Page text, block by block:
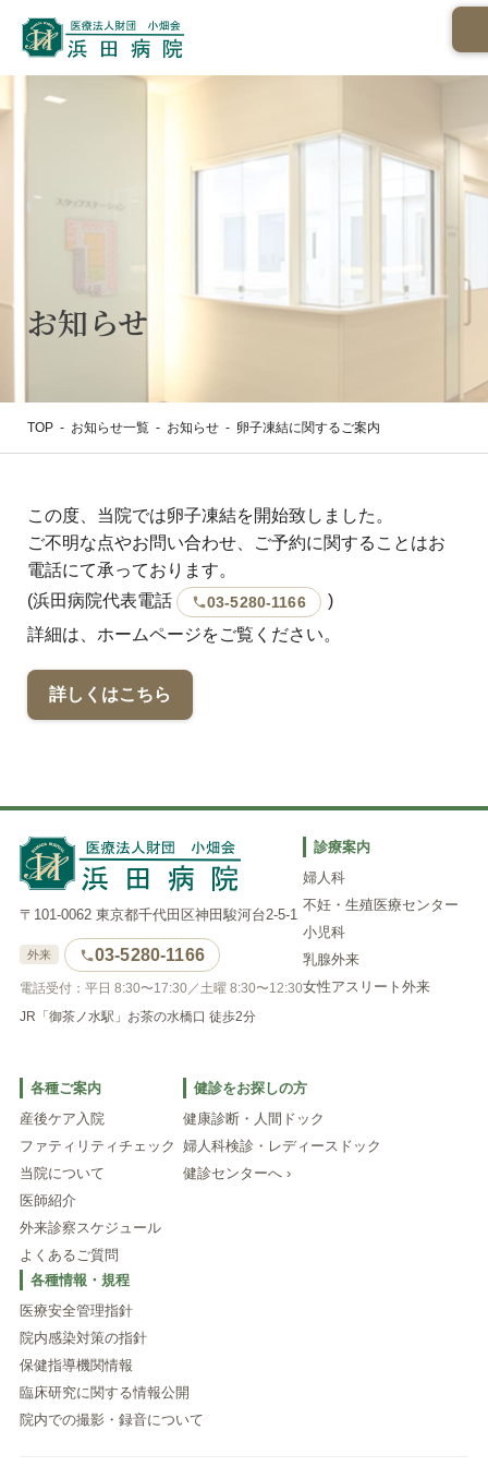
お知らせ
TOP - お知らせ一覧 - お知らせ - 卵子凍結に関するご案内
この度、当院では卵子凍結を開始致しました。
ご不明な点やお問い合わせ、ご予約に関することはお
電話にて承っております。
(浜田病院代表電話
03-5280-1166
)
詳細は、ホームページをご覧ください。
詳しくはこちら
〒101-0062 東京都千代田区神田駿河台2-5-1
外来 03-5280-1166
電話受付：平日 8:30〜17:30／土曜 8:30〜12:30
JR「御茶ノ水駅」お茶の水橋口 徒歩2分
診療案内
婦人科
不妊・生殖医療センター
小児科
乳腺外来
女性アスリート外来
各種ご案内
産後ケア入院
ファティリティチェック
当院について
医師紹介
外来診察スケジュール
よくあるご質問
健診をお探しの方
健康診断・人間ドック
婦人科検診・レディースドック
健診センターへ ›
各種情報・規程
医療安全管理指針
院内感染対策の指針
保健指導機関情報
臨床研究に関する情報公開
院内での撮影・録音について